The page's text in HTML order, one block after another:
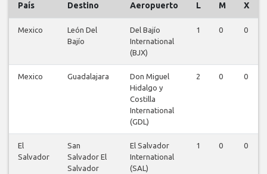
País Destino Aeropuerto L M X
Mexico
León Del
Bajío
Del Bajío
International
(BJX)
1 0 0
Mexico Guadalajara
Don Miguel
Hidalgo y
Costilla
International
(GDL)
2 0 0
El
Salvador
San
Salvador El
Salvador
El Salvador
International
(SAL)
1 0 0